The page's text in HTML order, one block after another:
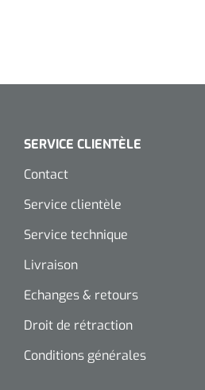
SERVICE CLIENTÈLE
Contact
Service clientèle
Service technique
Livraison
Echanges & retours
Droit de rétraction
Conditions générales